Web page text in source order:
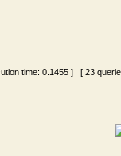
time: 0.1455 ] [ 23